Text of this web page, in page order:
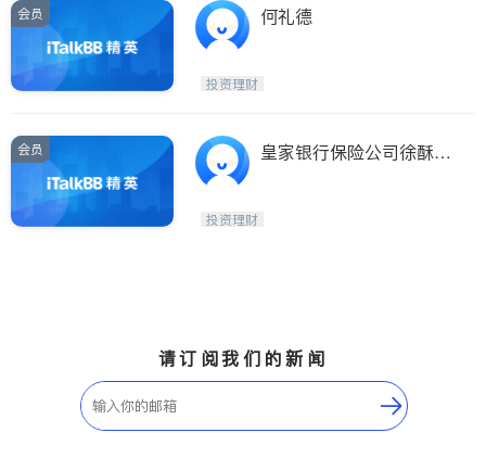
会员 何礼德
投资理财
会员
皇家银行保险公司徐酥然
投资理财
请订阅我们的新闻